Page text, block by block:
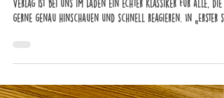
Verlag ist bei uns im Laden ein echter Klassiker für alle, die
gerne genau hinschauen und schnell reagieren. In „Erster
Dschungelszene ein, die voller Tiere und kleiner Details
Jede Runde wird eine Karte aufgedeckt – dann heißt es, genau
zu finden. Was uns an dem Spiel besonders gefällt: Es i